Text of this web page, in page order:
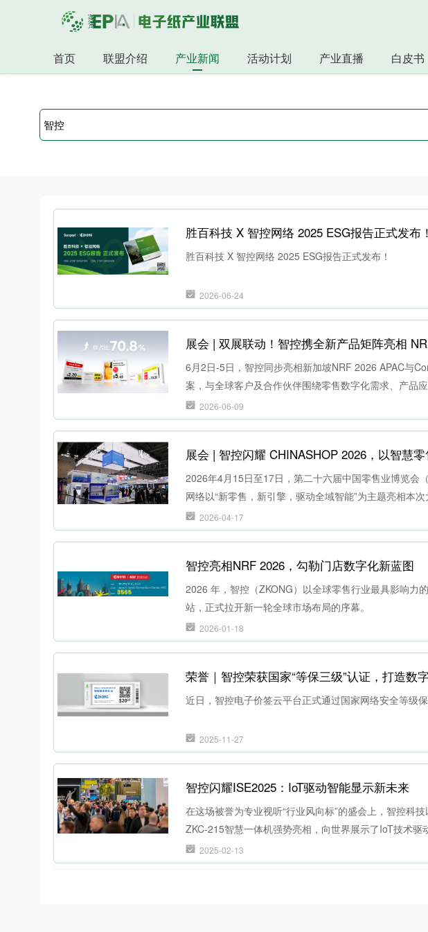
首页 联盟介绍 产业新闻 活动计划 产业直播 白皮书
胜百科技 X 智控网络 2025 ESG报告正式发
胜百科技 X 智控网络 2025 ESG报告正式发布！
2026-06-24
展会 | 双展联动！智控携全新产品矩阵亮相
6月2日-5日，智控同步亮相新加坡NRF 2026 APAC与
案，与全球客户及合作伙伴围绕零售数字化需求、产品
2026-06-09
展会 | 智控闪耀 CHINASHOP 2026，以智慧
2026年4月15日至17日，第二十六届中国零售业博览会
网络以“新零售，新引擎，驱动全域智能”为主题亮相本次
2026-04-17
智控亮相NRF 2026，勾勒门店数字化新蓝图
2026 年，智控（ZKONG）以全球零售行业最具影响
站，正式拉开新一轮全球市场布局的序幕。
2026-01-18
荣誉｜智控荣获国家“等保三级”认证，打造数
近日，智控电子价签云平台正式通过国家网络安全等级
2025-11-27
智控闪耀ISE2025：IoT驱动智能显示新未来
在这场被誉为专业视听“行业风向标”的盛会上，智控科
ZKC-215智慧一体机强势亮相，向世界展示了IoT技术驱
2025-02-13